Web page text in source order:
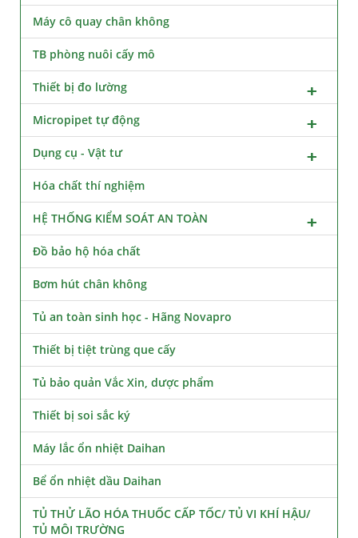
Máy cô quay chân không
TB phòng nuôi cấy mô
Thiết bị đo lường
Micropipet tự động
Dụng cụ - Vật tư
Hóa chất thí nghiệm
HỆ THỐNG KIỂM SOÁT AN TOÀN
Đồ bảo hộ hóa chất
Bơm hút chân không
Tủ an toàn sinh học - Hãng Novapro
Thiết bị tiệt trùng que cấy
Tủ bảo quản Vắc Xin, dược phẩm
Thiết bị soi sắc ký
Máy lắc ổn nhiệt Daihan
Bể ổn nhiệt dầu Daihan
TỦ THỬ LÃO HÓA THUỐC CẤP TỐC/ TỦ VI KHÍ HẬU/
TỦ MÔI TRƯỜNG